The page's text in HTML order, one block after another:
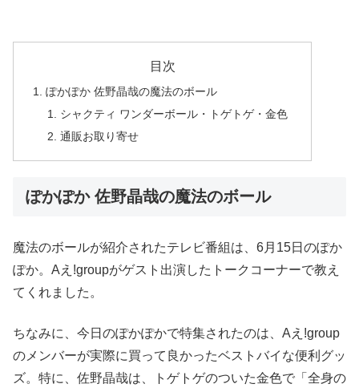
目次
ぽかぽか 佐野晶哉の魔法のボール
シャクティ ワンダーボール・トゲトゲ・金色
通販お取り寄せ
ぽかぽか 佐野晶哉の魔法のボール
魔法のボールが紹介されたテレビ番組は、6月15日のぽか
ぽか。Aえ!groupがゲスト出演したトークコーナーで教え
てくれました。
ちなみに、今日のぽかぽかで特集されたのは、Aえ!group
のメンバーが実際に買って良かったベストバイな便利グッ
ズ。特に、佐野晶哉は、トゲトゲのついた金色で「全身の